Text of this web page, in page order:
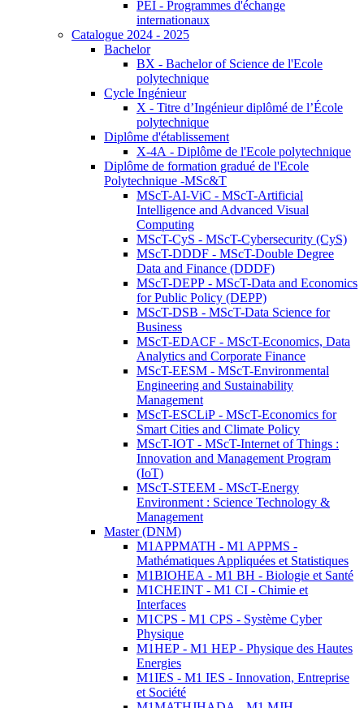
PEI - Programmes d'échange
internationaux
Catalogue 2024 - 2025
Bachelor
BX - Bachelor of Science de l'Ecole
polytechnique
Cycle Ingénieur
X - Titre d’Ingénieur diplômé de l’École
polytechnique
Diplôme d'établissement
X-4A - Diplôme de l'Ecole polytechnique
Diplôme de formation gradué de l'Ecole
Polytechnique -MSc&T
MScT-AI-ViC - MScT-Artificial
Intelligence and Advanced Visual
Computing
MScT-CyS - MScT-Cybersecurity (CyS)
MScT-DDDF - MScT-Double Degree
Data and Finance (DDDF)
MScT-DEPP - MScT-Data and Economics
for Public Policy (DEPP)
MScT-DSB - MScT-Data Science for
Business
MScT-EDACF - MScT-Economics, Data
Analytics and Corporate Finance
MScT-EESM - MScT-Environmental
Engineering and Sustainability
Management
MScT-ESCLiP - MScT-Economics for
Smart Cities and Climate Policy
MScT-IOT - MScT-Internet of Things :
Innovation and Management Program
(IoT)
MScT-STEEM - MScT-Energy
Environment : Science Technology &
Management
Master (DNM)
M1APPMATH - M1 APPMS -
Mathématiques Appliquées et Statistiques
M1BIOHEA - M1 BH - Biologie et Santé
M1CHEINT - M1 CI - Chimie et
Interfaces
M1CPS - M1 CPS - Système Cyber
Physique
M1HEP - M1 HEP - Physique des Hautes
Energies
M1IES - M1 IES - Innovation, Entreprise
et Société